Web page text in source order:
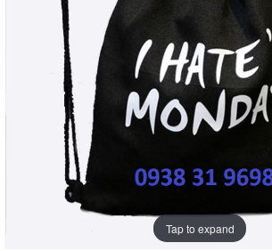
Tap to expand
Tap to expand